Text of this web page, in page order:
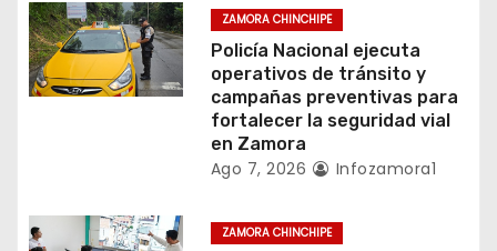
r
a
s
ZAMORA CHINCHIPE
Policía Nacional ejecuta
operativos de tránsito y
campañas preventivas para
fortalecer la seguridad vial
en Zamora
Ago 7, 2026 Infozamora1
ZAMORA CHINCHIPE